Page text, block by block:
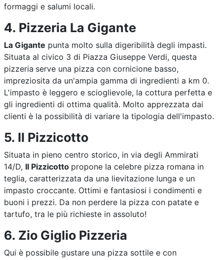
formaggi e salumi locali.
4. Pizzeria La Gigante
La Gigante punta molto sulla digeribilità degli impasti.
Situata al civico 3 di Piazza Giuseppe Verdi, questa
pizzeria serve una pizza con cornicione basso,
impreziosita da un'ampia gamma di ingredienti a km 0.
L'impasto è leggero e scioglievole, la cottura perfetta e
gli ingredienti di ottima qualità. Molto apprezzata dai
clienti è la possibilità di variare la tipologia dell'impasto.
5. Il Pizzicotto
Situata in pieno centro storico, in via degli Ammirati
14/D, Il Pizzicotto propone la celebre pizza romana in
teglia, caratterizzata da una lievitazione lunga e un
impasto croccante. Ottimi e fantasiosi i condimenti e
buoni i prezzi. Da non perdere la pizza con patate e
tartufo, tra le più richieste in assoluto!
6. Zio Giglio Pizzeria
Qui è possibile gustare una pizza sottile e con